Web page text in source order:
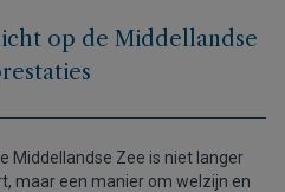
op de Middellandse
Middellandse Zee is niet langer
maar een manier om welzijn en